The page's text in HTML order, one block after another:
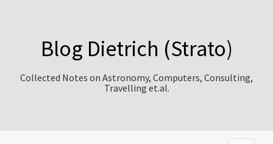
Blog Dietrich (Strato)
Collected Notes on Astronomy, Computers, Consulting,
Travelling et.al.